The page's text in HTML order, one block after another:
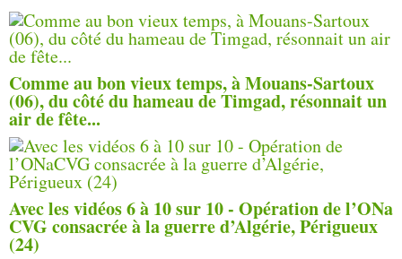
Comme au bon vieux temps, à Mouans-Sartoux
(06), du côté du hameau de Timgad, résonnait un
air de fête...
Avec les vidéos 6 à 10 sur 10 - Opération de l’ONa
CVG consacrée à la guerre d’Algérie, Périgueux
(24)